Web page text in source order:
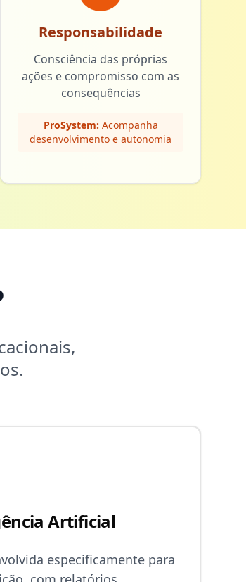
Responsabilidade
Consciência das próprias
ações e compromisso com as
consequências
ProSystem: Acompanha
desenvolvimento e autonomia
Artificial
especificamente para